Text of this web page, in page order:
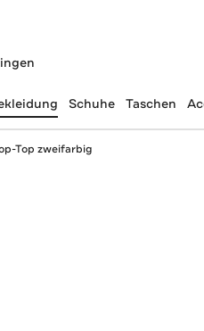
Schuhe Taschen
Top zweifarbig